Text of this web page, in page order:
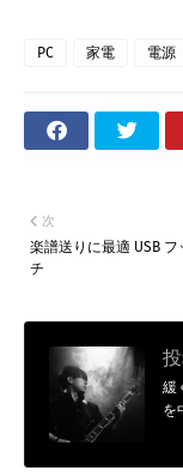
PC 家電 電源
次
楽譜送りに最適 USB フ
チ
緩
を